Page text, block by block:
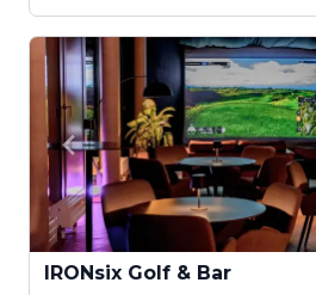
IRONsix Golf & Bar